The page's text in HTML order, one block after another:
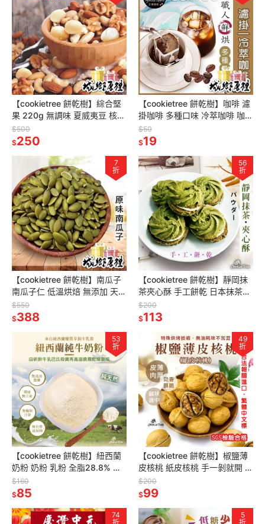
【cookietree 餅乾樹】綜合堅
果 220g 無調味 夏威夷豆 核桃
$500
$250
【cookietree 餅乾樹】咖啡 濾
掛咖啡 多種口味 冷萃咖啡 咖啡
豆 新鮮烘豆 耶加 莫札特 巴哈
曼巴 藝伎
$50
$19
7
折
【cookietree 餅乾樹】南瓜子
南瓜子仁 低溫烘焙 無添加 天然
養生
$550
$388
56
折
【cookietree 餅乾樹】靜岡抹
茶夾心酥 手工餅乾 日本抹茶粉
抹茶 曲奇 減糖配方 純天然 無
防腐劑 新鮮烘焙
$200
$113
53
折
【cookietree 餅乾樹】紐西蘭
奶粉 奶粉 乳粉 全脂28.8% 脫
脂 沖泡奶粉 烘焙用奶粉
$160
$85
49
折
【cookietree 餅乾樹】椒鹽薄
皮核桃 紙皮核桃 手一剝就開 帶
殼核桃 椒香 核桃 堅果 年貨
$200
$99
74
5